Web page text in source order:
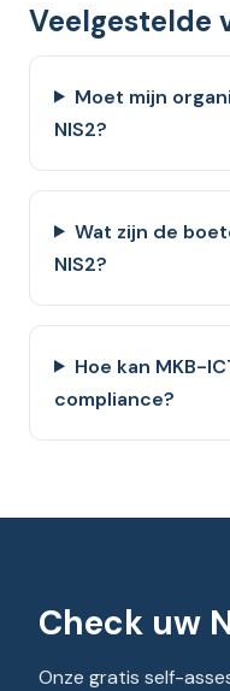
Veelgestelde
Moet mijn
NIS2?
Wat zijn de
NIS2?
Hoe kan MKB-
compliance?
Check uw
Onze gratis self-